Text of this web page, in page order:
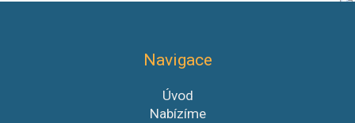
Navigace
Úvod
Nabízíme